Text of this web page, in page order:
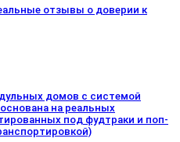
отзывы о доверии к
домов с системой
на реальных
под фудтраки и поп-